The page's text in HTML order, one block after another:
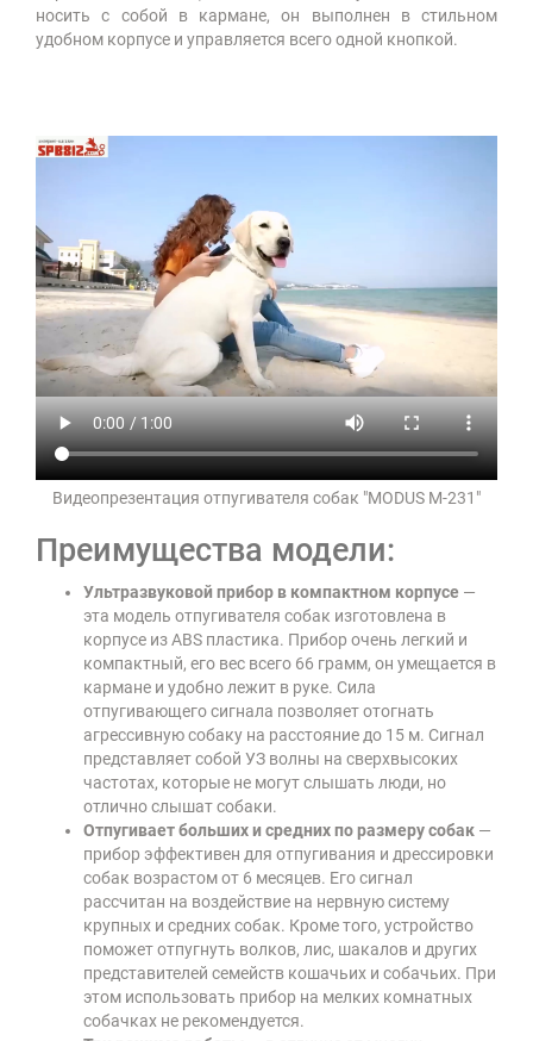
носить с собой в кармане, он выполнен в стильном
удобном корпусе и управляется всего одной кнопкой.
Видеопрезентация отпугивателя собак "MODUS М-231"
Преимущества модели:
Ультразвуковой прибор в компактном корпусе —
эта модель отпугивателя собак изготовлена в
корпусе из ABS пластика. Прибор очень легкий и
компактный, его вес всего 66 грамм, он умещается в
кармане и удобно лежит в руке. Сила
отпугивающего сигнала позволяет отогнать
агрессивную собаку на расстояние до 15 м. Сигнал
представляет собой УЗ волны на сверхвысоких
частотах, которые не могут слышать люди, но
отлично слышат собаки.
Отпугивает больших и средних по размеру собак —
прибор эффективен для отпугивания и дрессировки
собак возрастом от 6 месяцев. Его сигнал
рассчитан на воздействие на нервную систему
крупных и средних собак. Кроме того, устройство
поможет отпугнуть волков, лис, шакалов и других
представителей семейств кошачьих и собачьих. При
этом использовать прибор на мелких комнатных
собачках не рекомендуется.